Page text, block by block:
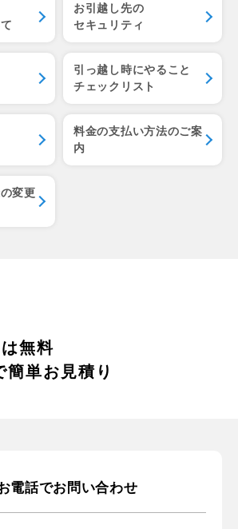
お引越し先の
セキュリティ
引っ越し時にやること
チェックリスト
料金の支払い方法のご案
内
変更
無料
単お見積り
電話でお問い合わせ